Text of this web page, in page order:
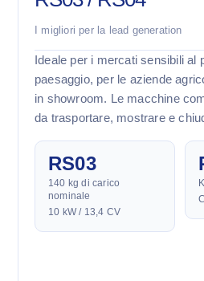
I migliori per la lead generation
Ideale per i mercati sensibili al
paesaggio, per le aziende
in showroom. Le macchine
da trasportare, mostrare e
RS03
140 kg di carico
nominale
10 kW / 13,4 CV